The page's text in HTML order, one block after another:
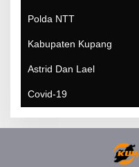
Polda NTT
Kabupaten Kupang
Astrid Dan Lael
Covid-19